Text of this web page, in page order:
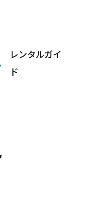
レンタルガイ
ド